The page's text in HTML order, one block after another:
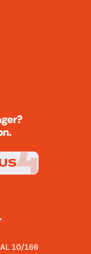
10/166